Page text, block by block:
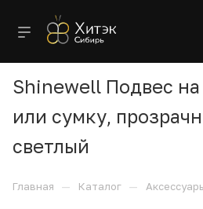
Shinewell Подвес
или сумку,
светлый
Главная — Каталог —